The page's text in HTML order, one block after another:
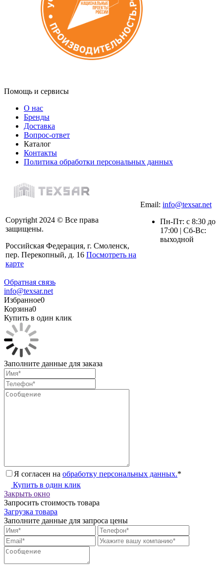
Помощь и сервисы
О нас
Бренды
Доставка
Вопрос-ответ
Каталог
Контакты
Политика обработки персональных данных
Copyright 2024 © Все права
защищены.
Российская Федерация, г. Смоленск,
пер. Перекопный, д. 16 Посмотреть на
карте
Email: info@texsar.net
Пн-Пт: с 8:30 до
17:00 | Сб-Вс:
выходной
Обратная связь
info@texsar.net
Избранное0
Корзина0
Купить в один клик
Заполните данные для заказа
Я согласен на обработку персональных данных.*
Купить в один клик
Закрыть окно
Запросить стоимость товара
Загрузка товара
Заполните данные для запроса цены